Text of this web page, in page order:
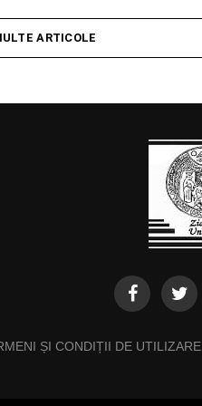
ARTICOLE
ȘI CONDIȚII DE UTILIZARE